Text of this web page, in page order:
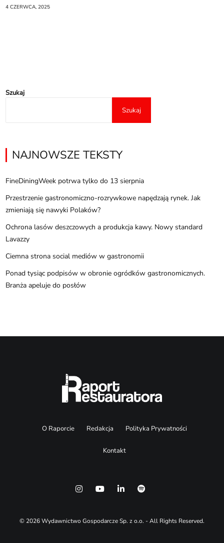
4 CZERWCA, 2025
Szukaj
Szukaj
NAJNOWSZE TEKSTY
FineDiningWeek potrwa tylko do 13 sierpnia
Przestrzenie gastronomiczno-rozrywkowe napędzają rynek. Jak
zmieniają się nawyki Polaków?
Ochrona lasów deszczowych a produkcja kawy. Nowy standard
Lavazzy
Ciemna strona social mediów w gastronomii
Ponad tysiąc podpisów w obronie ogródków gastronomicznych.
Branża apeluje do posłów
O Raporcie Redakcja Polityka Prywatności
Kontakt
© 2026 Wydawnictwo Gospodarcze Sp. z o.o. - All Rights Reserved.